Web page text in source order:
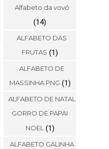
Alfabeto da vovó
(14)
ALFABETO DAS
FRUTAS (1)
ALFABETO DE
MASSINHA PNG (1)
ALFABETO DE NATAL
GORRO DE PAPAI
NOEL (1)
ALFABETO GALINHA